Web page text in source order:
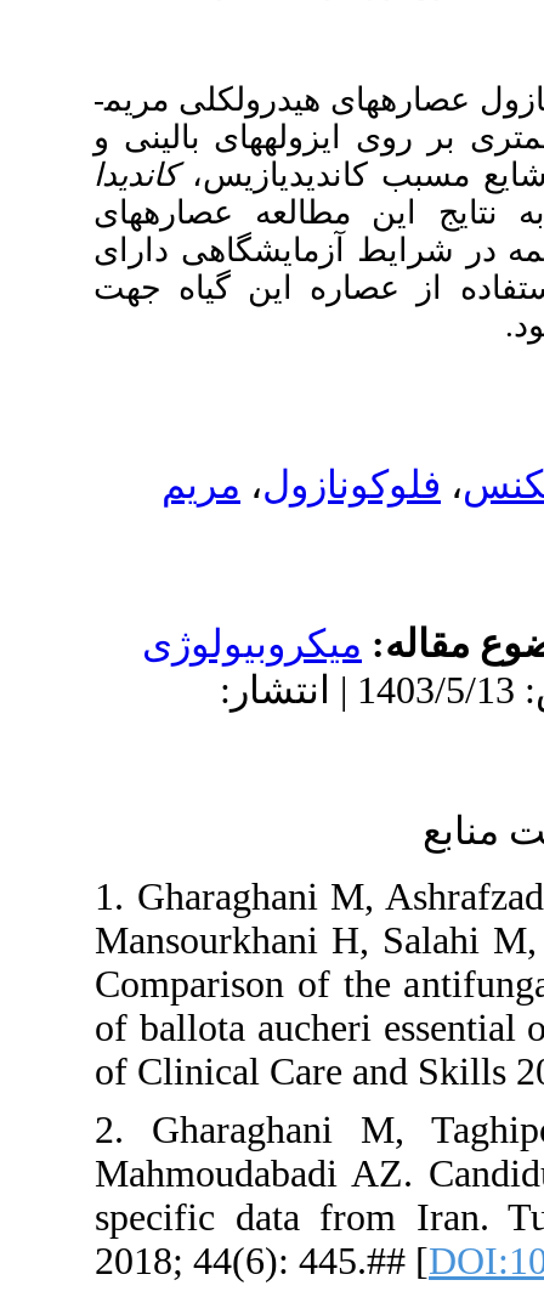
مریم­
بالینی و
کاندیدا
عصاره­های
دارای
گیاه جهت
،مریم
5/13 | انتشار:
1.
of ballota
of Clinical
2.
specific
2018;